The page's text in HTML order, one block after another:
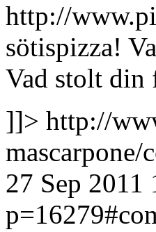
http://
sötispizza!
Vad stolt din
]]> http://
27 Sep 2011